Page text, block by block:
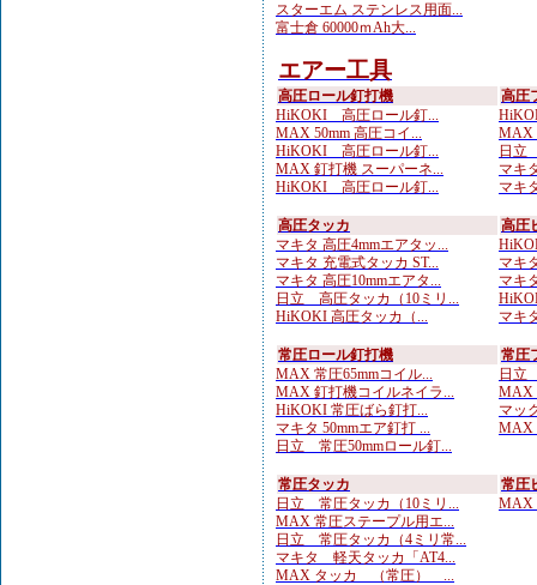
スターエム ステンレス用面...
富士倉 60000ｍAh大...
エアー工具
高圧ロール釘打機
HiKOKI 高圧ロール釘...
MAX 50mm 高圧コイ...
HiKOKI 高圧ロール釘...
MAX 釘打機 スーパーネ...
HiKOKI 高圧ロール釘...
高圧
MAX
日立
マキ
マキ
高圧タッカ
マキタ 高圧4mmエアタッ...
マキタ 充電式タッカ ST...
マキタ 高圧10mmエアタ...
日立 高圧タッカ（10ミリ...
HiKOKI 高圧タッカ（...
高圧
マキ
マキ
マキ
常圧ロール釘打機
MAX 常圧65mmコイル...
MAX 釘打機コイルネイラ...
HiKOKI 常圧ばら釘打...
マキタ 50mmエア釘打 ...
日立 常圧50mmロール釘...
常圧
日立
MAX
マッ
MAX
常圧タッカ
日立 常圧タッカ（10ミリ...
MAX 常圧ステープル用エ...
日立 常圧タッカ（4ミリ常...
マキタ 軽天タッカ「AT4...
MAX タッカ （常圧） ...
常圧
MAX